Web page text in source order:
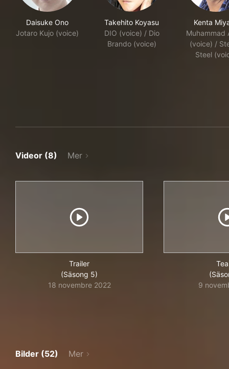
Daisuke Ono
Jotaro Kujo (voice)
Takehito Koyasu
DIO (voice) / Dio
Brando (voice)
Kenta
Muhammad
(voice) /
Steel
Videor (8) Mer
Trailer
(Säsong 5)
18 novembre 2022
9
Bilder (52) Mer